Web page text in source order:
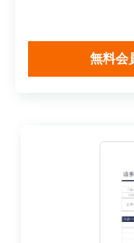
無料会